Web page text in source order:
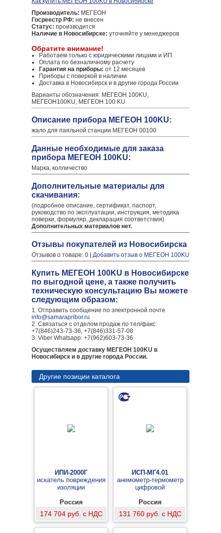
Производитель: МЕГЕОН
Госреестр РФ: не внесен
Статус: производится
Наличие в Новосибирске: уточняйте у менеджеров
Обратите внимание!
Работаем только с юридическими лицами и ИП
Оплата по безналичному расчету
Гарантия на приборы: от 12 месяцев
Приборы с поверкой в наличии
Доставка в Новосибирск и в другие города России
Варианты обозначения: МЕГЕОН 100KU,
МЕГЕОН100KU, МЕГЕОН 100 KU
Описание прибора МЕГЕОН 100KU:
жало для паяльной станции МЕГЕОН 00100
Данные необходимые для заказа
прибора МЕГЕОН 100KU:
Марка, колличество
Дополнительные материалы для
скачивания:
(подробное описание, сертификат, паспорт,
руководство по эксплуатации, инструкция, методика
поверки, формуляр, декларация соответствия)
Дополнительных материалов нет.
Отзывы покупателей из Новосибирска
Отзывов о товаре: 0 | Добавить отзыв о МЕГЕОН 100KU
Купить МЕГЕОН 100KU в Новосибирске
по выгодной цене, а также получить
техническую консультацию Вы можете
следующим образом:
1. Отправить сообщение по электронной почте
info@samarapribor.ru
2. Связаться с отделом продаж по тел/факс:
+7(846)243-73-36, +7(846)331-57-08
3. Viber Whatsapp: +7(962)603-73-36
Осуществляем доставку МЕГЕОН 100KU в
Новосибирск и в другие города России.
Другие позиции каталога
ИПИ-2000Г
искатель повреждения
изоляции
Россия
174 704 руб. с НДС
ИСП-МГ4.01
анемометр-термометр
цифровой
Россия
131 760 руб. с НДС